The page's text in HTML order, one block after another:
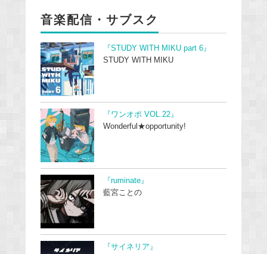
音楽配信・サブスク
『STUDY WITH MIKU part 6』
STUDY WITH MIKU
『ワンオポ VOL.22』
Wonderful★opportunity!
『ruminate』
藍宮ことの
『サイネリア』